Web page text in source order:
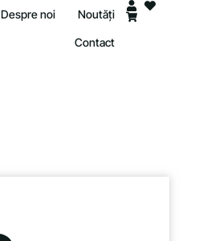
Despre noi Noutăți
Contact